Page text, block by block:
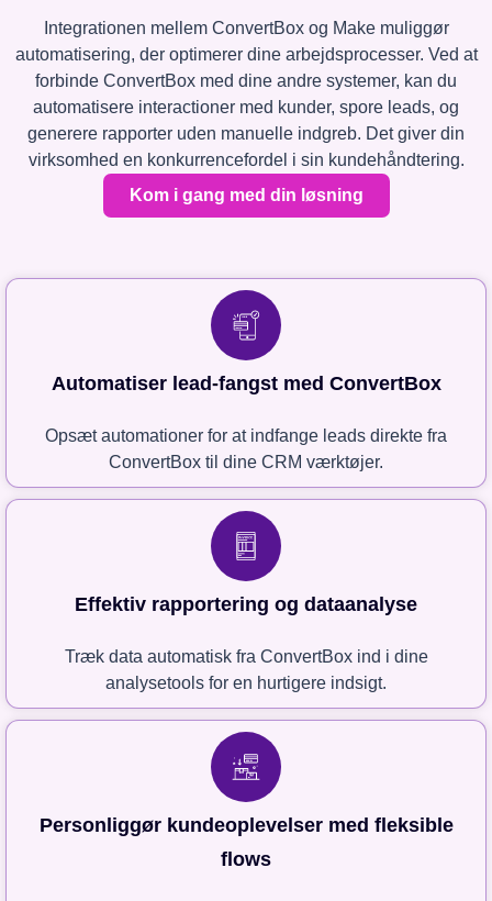
Integrationen mellem ConvertBox og Make muliggør
automatisering, der optimerer dine arbejdsprocesser. Ved at
forbinde ConvertBox med dine andre systemer, kan du
automatisere interactioner med kunder, spore leads, og
generere rapporter uden manuelle indgreb. Det giver din
virksomhed en konkurrencefordel i sin kundehåndtering.
Kom i gang med din løsning
Automatiser lead-fangst med ConvertBox
Opsæt automationer for at indfange leads direkte fra
ConvertBox til dine CRM værktøjer.
Effektiv rapportering og dataanalyse
Træk data automatisk fra ConvertBox ind i dine
analysetools for en hurtigere indsigt.
Personliggør kundeoplevelser med fleksible
flows